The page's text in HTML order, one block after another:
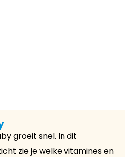
groeit snel. In dit
zie je welke vitamines en